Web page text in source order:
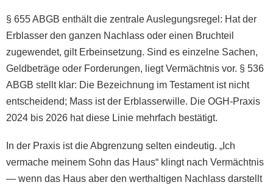
§ 655 ABGB enthält die zentrale Auslegungsregel: Hat der
Erblasser den ganzen Nachlass oder einen Bruchteil
zugewendet, gilt Erbeinsetzung. Sind es einzelne Sachen,
Geldbeträge oder Forderungen, liegt Vermächtnis vor. § 536
ABGB stellt klar: Die Bezeichnung im Testament ist nicht
entscheidend; Mass ist der Erblasserwille. Die OGH-Praxis
2024 bis 2026 hat diese Linie mehrfach bestätigt.
In der Praxis ist die Abgrenzung selten eindeutig. „Ich
vermache meinem Sohn das Haus“ klingt nach Vermächtnis
— wenn das Haus aber den werthaltigen Nachlass darstellt